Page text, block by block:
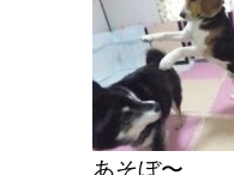
あそぼ〜